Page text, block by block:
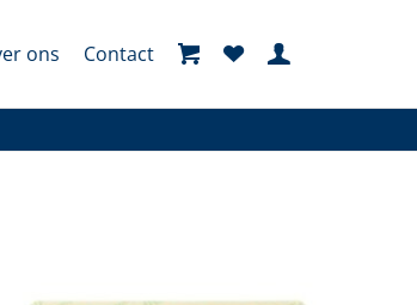
ons Contact